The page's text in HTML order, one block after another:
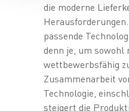
die moderne
passende
denn je, um sowohl
wettbewerbsfähig
Zusammenarbeit
Technologie,
steigert die